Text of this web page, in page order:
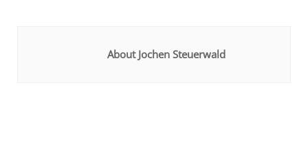
About Jochen Steuerwald